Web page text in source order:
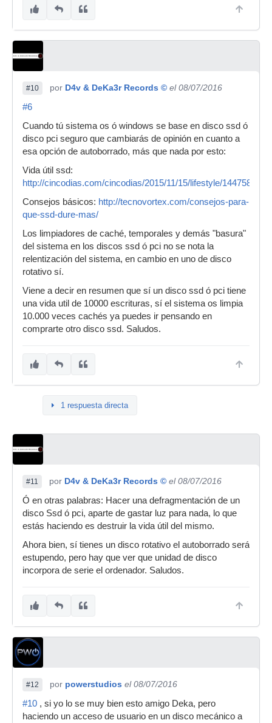
#10 por D4v & DeKa3r Records © el 08/07/2016
#6
Cuando tú sistema os ó windows se base en disco ssd ó
disco pci seguro que cambiarás de opinión en cuanto a
esa opción de autoborrado, más que nada por esto:
Vida útil ssd:
http://cincodias.com/cincodias/2015/11/15/lifestyle/
Consejos básicos: http://tecnovortex.com/consejos-para-
que-ssd-dure-mas/
Los limpiadores de caché, temporales y demás "basura"
del sistema en los discos ssd ó pci no se nota la
relentización del sistema, en cambio en uno de disco
rotativo sí.
Viene a decir en resumen que sí un disco ssd ó pci tiene
una vida util de 10000 escrituras, sí el sistema os limpia
10.000 veces cachés ya puedes ir pensando en
comprarte otro disco ssd. Saludos.
1 respuesta directa
#11 por D4v & DeKa3r Records © el 08/07/2016
Ó en otras palabras: Hacer una defragmentación de un
disco Ssd ó pci, aparte de gastar luz para nada, lo que
estás haciendo es destruir la vida útil del mismo.
Ahora bien, sí tienes un disco rotativo el autoborrado será
estupendo, pero hay que ver que unidad de disco
incorpora de serie el ordenador. Saludos.
#12 por powerstudios el 08/07/2016
#10 , si yo lo se muy bien esto amigo Deka, pero
haciendo un acceso de usuario en un disco mecánico a